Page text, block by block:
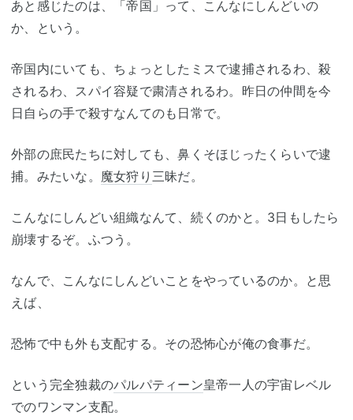
あと感じたのは、「帝国」って、こんなにしんどいの
か、という。
帝国内にいても、ちょっとしたミスで逮捕されるわ、殺
されるわ、スパイ容疑で粛清されるわ。昨日の仲間を今
日自らの手で殺すなんてのも日常で。
外部の庶民たちに対しても、鼻くそほじったくらいで逮
捕。みたいな。 魔女狩り 三昧だ。
こんなにしんどい組織なんて、続くのかと。3日もしたら
崩壊するぞ。ふつう。
なんで、こんなにしんどいことをやっているのか。と思
えば、
恐怖で中も外も支配する。その恐怖心が俺の食事だ。
という完全独裁のパルパティーン皇帝一人の宇宙レベル
でのワンマン支配。